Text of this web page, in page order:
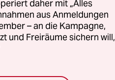
daher mit „Alles
aus Anmeldungen
– an die Kampagne,
und Freiräume sichern will,